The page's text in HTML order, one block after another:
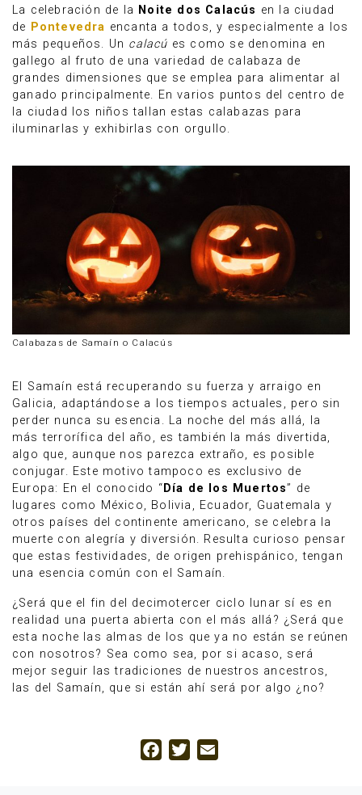
La celebración de la Noite dos Calacús en la ciudad
de Pontevedra encanta a todos, y especialmente a los
más pequeños. Un calacú es como se denomina en
gallego al fruto de una variedad de calabaza de
grandes dimensiones que se emplea para alimentar al
ganado principalmente. En varios puntos del centro de
la ciudad los niños tallan estas calabazas para
iluminarlas y exhibirlas con orgullo.
Calabazas de Samaín o Calacús
El Samaín está recuperando su fuerza y arraigo en
Galicia, adaptándose a los tiempos actuales, pero sin
perder nunca su esencia. La noche del más allá, la
más terrorífica del año, es también la más divertida,
algo que, aunque nos parezca extraño, es posible
conjugar. Este motivo tampoco es exclusivo de
Europa: En el conocido “ Día de los Muertos” de
lugares como México, Bolivia, Ecuador, Guatemala y
otros países del continente americano, se celebra la
muerte con alegría y diversión. Resulta curioso pensar
que estas festividades, de origen prehispánico, tengan
una esencia común con el Samaín.
¿Será que el fin del decimotercer ciclo lunar sí es en
realidad una puerta abierta con el más allá? ¿Será que
esta noche las almas de los que ya no están se reúnen
con nosotros? Sea como sea, por si acaso, será
mejor seguir las tradiciones de nuestros ancestros,
las del Samaín, que si están ahí será por algo ¿no?
Facebook
Twitter